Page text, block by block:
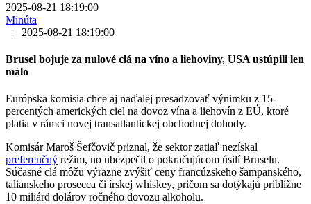
2025-08-21 18:19:00
Minúta
|
2025-08-21 18:19:00
Brusel bojuje za nulové clá na víno a liehoviny, USA ustúpili len
málo
Európska komisia chce aj naďalej presadzovať výnimku z 15-
percentých amerických ciel na dovoz vína a liehovín z EÚ, ktoré
platia v rámci novej transatlantickej obchodnej dohody.
Komisár Maroš Šefčovič priznal, že sektor zatiaľ nezískal
preferenčný režim, no ubezpečil o pokračujúcom úsilí Bruselu.
Súčasné clá môžu výrazne zvýšiť ceny francúzskeho šampanského,
talianskeho prosecca či írskej whiskey, pričom sa dotýkajú približne
10 miliárd dolárov ročného dovozu alkoholu.